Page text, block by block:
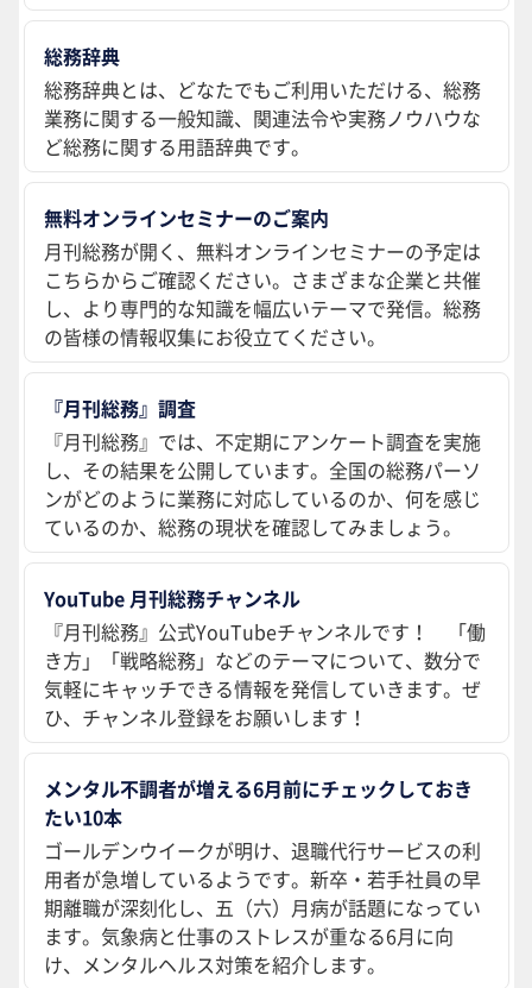
総務辞典
総務辞典とは、どなたでもご利用いただける、総務
業務に関する一般知識、関連法令や実務ノウハウな
ど総務に関する用語辞典です。
無料オンラインセミナーのご案内
月刊総務が開く、無料オンラインセミナーの予定は
こちらからご確認ください。さまざまな企業と共催
し、より専門的な知識を幅広いテーマで発信。総務
の皆様の情報収集にお役立てください。
『月刊総務』調査
『月刊総務』では、不定期にアンケート調査を実施
し、その結果を公開しています。全国の総務パーソ
ンがどのように業務に対応しているのか、何を感じ
ているのか、総務の現状を確認してみましょう。
YouTube 月刊総務チャンネル
『月刊総務』公式YouTubeチャンネルです！ 「働
き方」「戦略総務」などのテーマについて、数分で
気軽にキャッチできる情報を発信していきます。ぜ
ひ、チャンネル登録をお願いします！
メンタル不調者が増える6月前にチェックしておき
たい10本
ゴールデンウイークが明け、退職代行サービスの利
用者が急増しているようです。新卒・若手社員の早
期離職が深刻化し、五（六）月病が話題になってい
ます。気象病と仕事のストレスが重なる6月に向
け、メンタルヘルス対策を紹介します。